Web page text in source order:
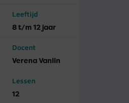
Leeftijd
8 t/m 12 jaar
Docent
Verena Vanlin
Lessen
12